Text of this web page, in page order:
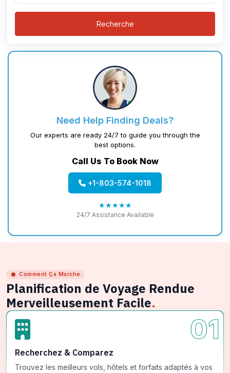
Recherche
Need Help Finding Deals?
Our experts are ready 24/7 to guide you through the
best options.
Call Us To Book Now
+1-803-574-1018
★★★★★
24/7 Assistance Available
Comment Ça Marche
Planification de Voyage Rendue
Merveilleusement Facile.
01
Recherchez & Comparez
Trouvez les meilleurs vols, hôtels et forfaits adaptés à vos